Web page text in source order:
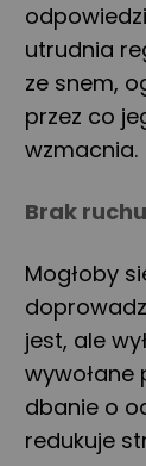
utrudnia
ze snem,
przez co
wzmacnia.
Brak ruchu
Mogłoby
jest, ale
wywołane
dbanie o
redukuje